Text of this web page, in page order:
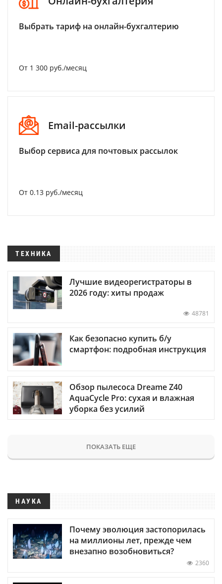
Выбрать тариф на онлайн-бухгалтерию
От 1 300 руб./месяц
Email-рассылки
Выбор сервиса для почтовых рассылок
От 0.13 руб./месяц
ТЕХНИКА
Лучшие видеорегистраторы в
2026 году: хиты продаж
48781
Как безопасно купить б/у
смартфон: подробная инструкция
Обзор пылесоса Dreame Z40
AquaCycle Pro: сухая и влажная
уборка без усилий
ПОКАЗАТЬ ЕЩЕ
НАУКА
Почему эволюция застопорилась
на миллионы лет, прежде чем
внезапно возобновиться?
2360